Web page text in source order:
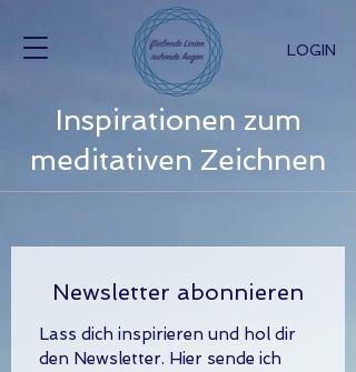
LOGIN
Inspirationen zum
meditativen Zeichnen
Newsletter abonnieren
Lass dich inspirieren und hol dir
den Newsletter. Hier sende ich